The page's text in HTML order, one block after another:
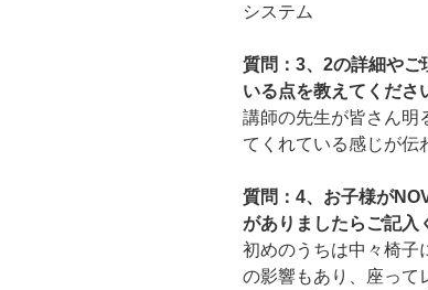
システム
質問：3、2の詳細や
いる点を教えてくださ
講師の先生が皆さん明
てくれている感じが伝
質問：4、お子様が
がありましたらご記入
初めのうちは中々椅子
の影響もあり、座って